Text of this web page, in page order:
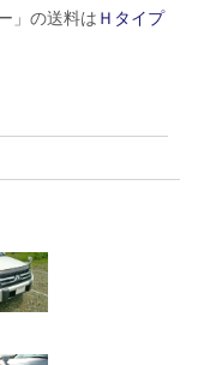
」の送料は Ｈタイプ